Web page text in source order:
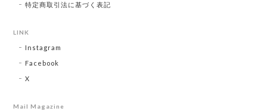
特定商取引法に基づく表記
LINK
Instagram
Facebook
X
Mail Magazine